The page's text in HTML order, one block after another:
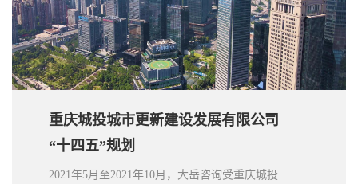
重庆城投城市更新建设发展有限公司
“十四五”规划
2021年5月至2021年10月，大岳咨询受重庆城投